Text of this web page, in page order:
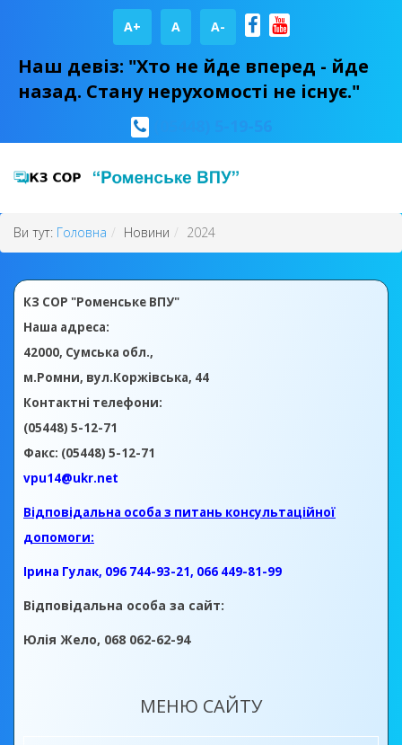
A+ А A-
Наш девіз: "Хто не йде вперед - йде
назад. Стану нерухомості не існує."
Ви тут: Головна Новини 2024
КЗ СОР "Роменське ВПУ"
Наша адреса:
42000, Сумська обл.,
м.Ромни, вул.Коржівська, 44
Контактні телефони:
(05448) 5-12-71
Факс: (05448) 5-12-71
vpu14@ukr.net
Відповідальна особа з питань консультаційної
допомоги:
Ірина Гулак, 096 744-93-21, 066 449-81-99
Відповідальна особа за сайт:
Юлія Жело, 068 062-62-94
МЕНЮ САЙТУ